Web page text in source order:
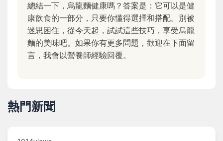
總結一下，烏龍麵健康嗎？答案是：它可以是健
康飲食的一部分，只要你懂得選擇和搭配。別被
迷思困住，從今天起，試試這些技巧，享受烏龍
麵的美味吧。如果你有更多問題，歡迎在下面留
言，我會以營養師經驗回覆。
熱門新聞